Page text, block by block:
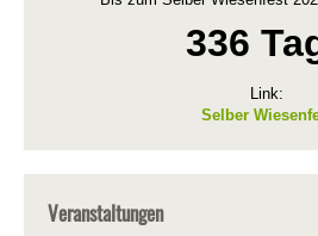
336
Link:
Selber
Veranstaltungen